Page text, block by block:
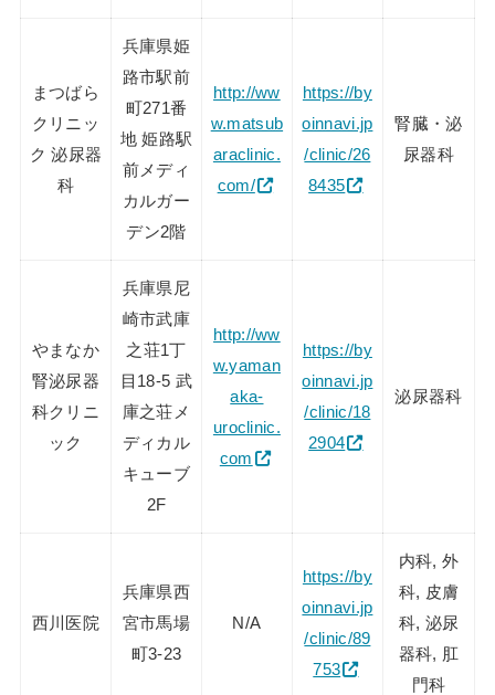
まつばら
クリニッ
ク 泌尿器
科
兵庫県姫
路市駅前
町271番
地 姫路駅
前メディ
カルガー
デン2階
http://ww
w.matsub
araclinic.
com/
https://by
oinnavi.jp
/clinic/26
8435
腎臓・泌
尿器科
やまなか
腎泌尿器
科クリニ
ック
兵庫県尼
崎市武庫
之荘1丁
目18-5 武
庫之荘メ
ディカル
キューブ
2F
http://ww
w.yaman
aka-
uroclinic.
com
https://by
oinnavi.jp
/clinic/18
2904
泌尿器科
西川医院
兵庫県西
宮市馬場
町3-23
N/A
https://by
oinnavi.jp
/clinic/89
753
内科, 外
科, 皮膚
科, 泌尿
器科, 肛
門科